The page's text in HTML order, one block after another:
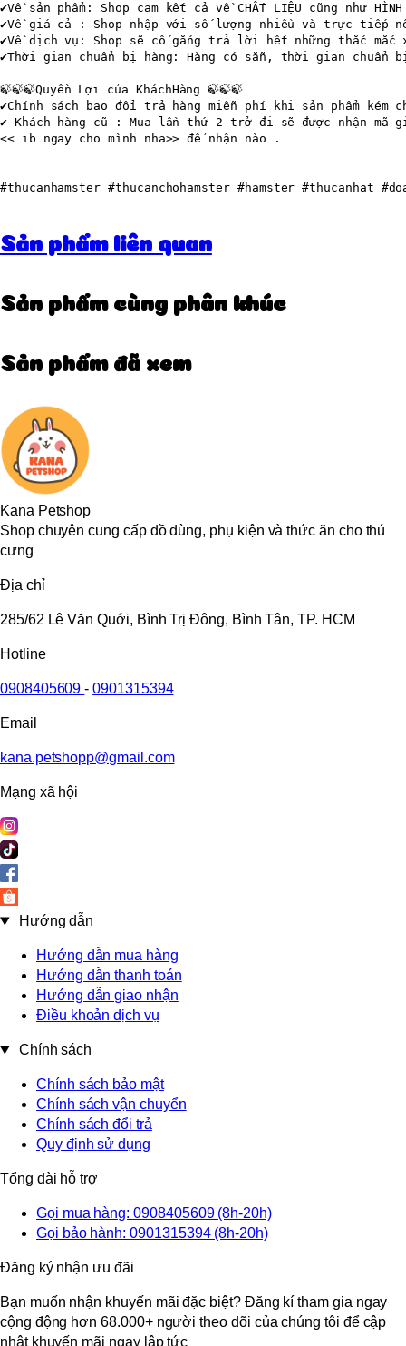
✔Về sản phẩm: Shop cam kết cả về CHẤT LIỆU cũng như
✔Về giá cả : Shop nhập với số lượng nhiều và trực tiếp
✔Về dịch vụ: Shop sẽ cố gắng trả lời hết những thắc mắc
✔Thời gian chuẩn bị hàng: Hàng có sẵn, thời gian chuẩn
🍃🍃🍃Quyền Lợi của KháchHàng 🍃🍃🍃
✔Chính sách bao đổi trả hàng miễn phí khi sản phẩm
✔ Khách hàng cũ : Mua lần thứ 2 trở đi sẽ được nhận mã
<< ib ngay cho mình nha>> để nhận nào .
--------------------------------------------
#thucanhamster #thucanchohamster #hamster #thucanhat
Sản phẩm liên quan
Sản phẩm cùng phân khúc
Sản phẩm đã xem
Kana Petshop
Shop chuyên cung cấp đồ dùng, phụ kiện và thức ăn cho thú
cưng
Địa chỉ
285/62 Lê Văn Quới, Bình Trị Đông, Bình Tân, TP. HCM
Hotline
0908405609-0901315394
Email
kana.petshopp@gmail.com
Mạng xã hội
Hướng dẫn
Hướng dẫn mua hàng
Hướng dẫn thanh toán
Hướng dẫn giao nhận
Điều khoản dịch vụ
Chính sách
Chính sách bảo mật
Chính sách vận chuyển
Chính sách đổi trả
Quy định sử dụng
Tổng đài hỗ trợ
Gọi mua hàng: 0908405609 (8h-20h)
Gọi bảo hành: 0901315394 (8h-20h)
Đăng ký nhận ưu đãi
Bạn muốn nhận khuyến mãi đặc biệt? Đăng kí tham gia ngay
cộng động hơn 68.000+ người theo dõi của chúng tôi để cập
nhật khuyến mãi ngay lập tức